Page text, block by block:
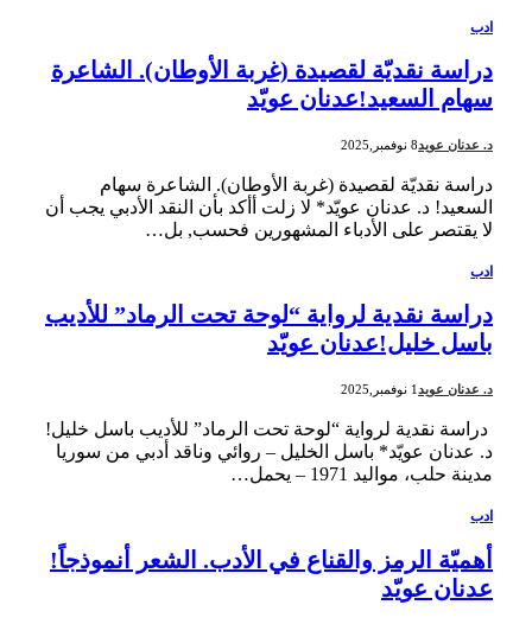
ادب
دراسة نقديّة لقصيدة (غربة الأوطان). الشاعرة
سهام السعيد!عدنان عويّد
د. عدنان عويد8 نوفمبر,2025
دراسة نقديّة لقصيدة (غربة الأوطان). الشاعرة سهام
السعيد! د. عدنان عويّد* لا زلت أأكد بأن النقد الأدبي يجب أن
لا يقتصر على الأدباء المشهورين فحسب, بل…
ادب
دراسة نقدية لرواية “لوحة تحت الرماد” للأديب
باسل خليل!عدنان عويّد
د. عدنان عويد1 نوفمبر,2025
دراسة نقدية لرواية “لوحة تحت الرماد” للأديب باسل خليل!
د. عدنان عويّد* باسل الخليل – روائي وناقد أدبي من سوريا
مدينة حلب، مواليد 1971 – يحمل…
ادب
أهميّة الرمز والقناع في الأدب. الشعر أنموذجاً!
عدنان عويّد